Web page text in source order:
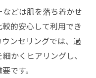
どは肌を落ち着かせ
的安心して利用でき
ンセリングでは、過
かくヒアリングし、
です。